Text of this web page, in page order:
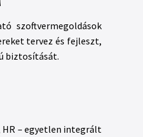
szoftvermegoldások
tervez és fejleszt,
biztosítását.
– egyetlen integrált